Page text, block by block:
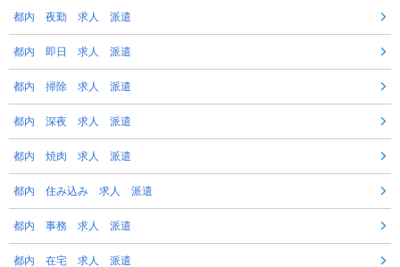
都内 夜勤 求人 派遣
都内 即日 求人 派遣
都内 掃除 求人 派遣
都内 深夜 求人 派遣
都内 焼肉 求人 派遣
都内 住み込み 求人 派遣
都内 事務 求人 派遣
都内 在宅 求人 派遣